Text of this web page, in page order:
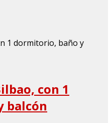
con 1
balcón